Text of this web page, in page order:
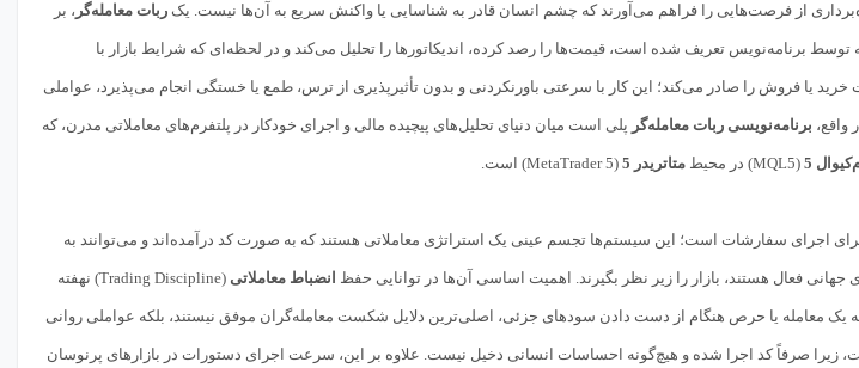
ربات معامله‌گر ، بر
برنامه‌نویس تعریف شده است، قیمت‌ها را رصد کرده، اندیکاتورها را تحلیل می‌کند و در لحظه‌ای که شرایط بازار با
یا فروش را صادر می‌کند؛ این کار با سرعتی باورنکردنی و بدون تأثیرپذیری از ترس، طمع یا خستگی انجام می‌پذیرد، عواملی
برنامه‌نویسی ربات معامله‌گر پلی است میان دنیای تحلیل‌های پیچیده مالی و اجرای خودکار در پلتفرم‌های معاملاتی مدرن، که
5 (MQL5) در محیط متاتریدر 5 (MetaTrader 5) است.
برای اجرای سفارشات است؛ این سیستم‌ها تجسم عینی یک استراتژی معاملاتی هستند که به صورت کد درآمده‌اند و می‌توانند به
انضباط معاملاتی (Trading Discipline) نهفته
یک معامله یا حرص هنگام از دست دادن سودهای جزئی، اصلی‌ترین دلایل شکست معامله‌گران موفق نیستند، بلکه عواملی روانی
زیرا صرفاً کد اجرا شده و هیچ‌گونه احساسات انسانی دخیل نیست. علاوه بر این، سرعت اجرای دستورات در بازارهای پرنوسان